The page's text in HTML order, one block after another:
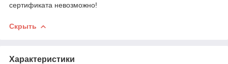
сертификата невозможно!
Скрыть
Характеристики